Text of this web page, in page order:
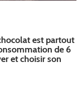
est partout
de 6
et choisir son